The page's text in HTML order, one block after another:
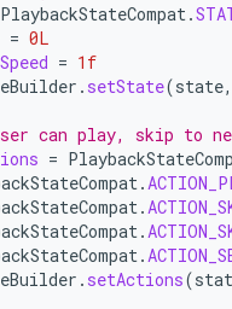
PlaybackStateCompat.
= 0L
= 1f
. setState(state,
can play, skip to
=
.
.
.
.
. setActions(